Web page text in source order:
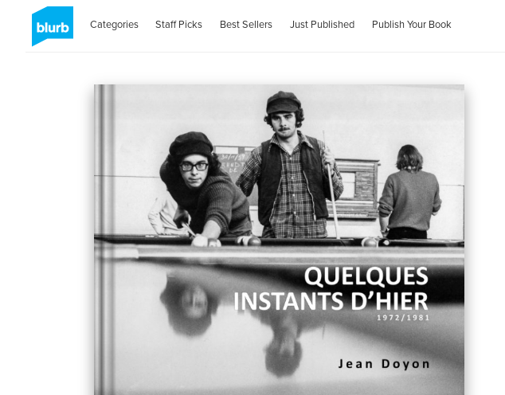
Categories Staff Picks Best Sellers Just Published Publish Your Book